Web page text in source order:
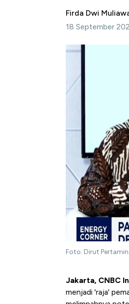
Firda Dwi
18 September
Foto: Dirut
Jakarta, CNBC
menjadi 'raja'